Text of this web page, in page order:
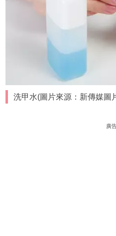
洗甲水(圖片來源：新傳媒圖
廣